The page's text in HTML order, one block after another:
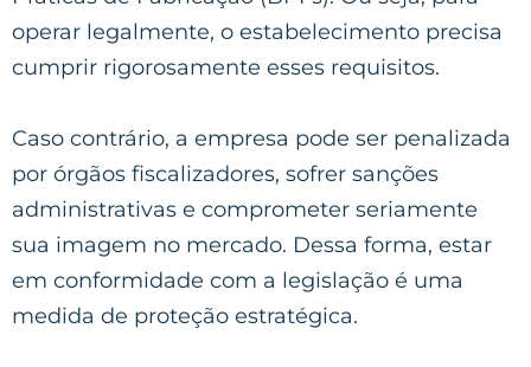
operar legalmente, o estabelecimento precisa
cumprir rigorosamente esses requisitos.
Caso contrário, a empresa pode ser penalizada
por órgãos fiscalizadores, sofrer sanções
administrativas e comprometer seriamente
sua imagem no mercado. Dessa forma, estar
em conformidade com a legislação é uma
medida de proteção estratégica.